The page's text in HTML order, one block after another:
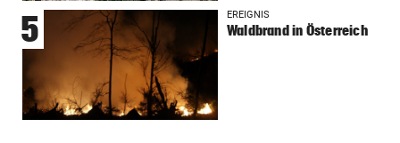
5 EREIGNIS
Waldbrand in Österreich